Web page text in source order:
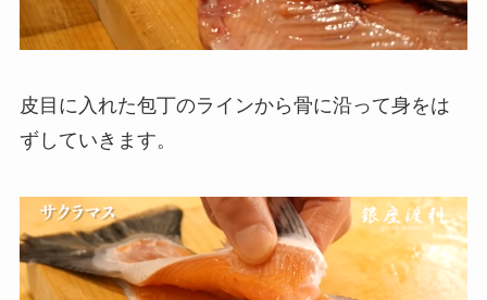
皮目に入れた包丁のラインから骨に沿って身をは
ずしていきます。